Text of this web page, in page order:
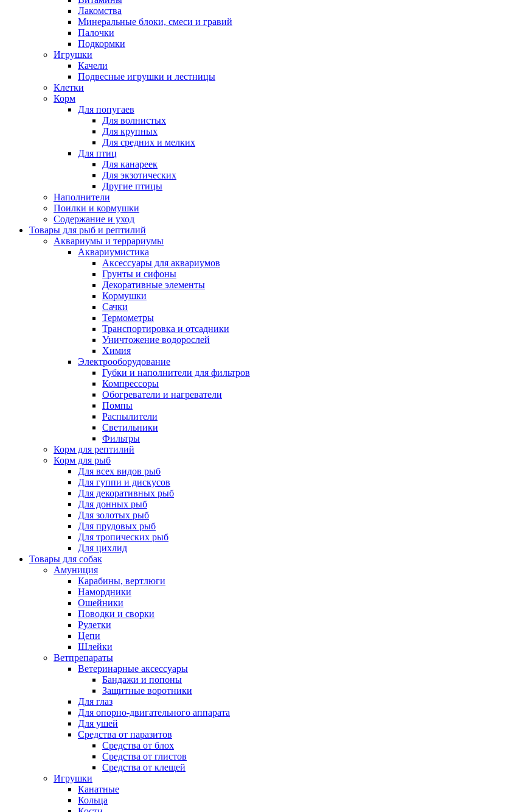
Лакомства
Минеральные блоки, смеси и гравий
Палочки
Подкормки
Игрушки
Качели
Подвесные игрушки и лестницы
Клетки
Корм
Для попугаев
Для волнистых
Для крупных
Для средних и мелких
Для птиц
Для канареек
Для экзотических
Другие птицы
Наполнители
Поилки и кормушки
Содержание и уход
Товары для рыб и рептилий
Аквариумы и террариумы
Аквариумистика
Аксессуары для аквариумов
Грунты и сифоны
Декоративные элементы
Кормушки
Сачки
Термометры
Транспортировка и отсадники
Уничтожение водорослей
Химия
Электрооборудование
Губки и наполнители для фильтров
Компрессоры
Обогреватели и нагреватели
Помпы
Распылители
Светильники
Фильтры
Корм для рептилий
Корм для рыб
Для всех видов рыб
Для гуппи и дискусов
Для декоративных рыб
Для донных рыб
Для золотых рыб
Для прудовых рыб
Для тропических рыб
Для цихлид
Товары для собак
Амуниция
Карабины, вертлюги
Намордники
Ошейники
Поводки и сворки
Рулетки
Цепи
Шлейки
Ветпрепараты
Ветеринарные аксессуары
Бандажи и попоны
Защитные воротники
Для глаз
Для опорно-двигательного аппарата
Для ушей
Средства от паразитов
Средства от блох
Средства от глистов
Средства от клещей
Игрушки
Канатные
Кольца